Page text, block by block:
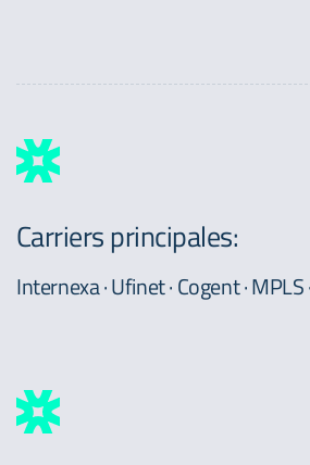
Carriers principales:
Internexa · Ufinet · Cogent · MPLS